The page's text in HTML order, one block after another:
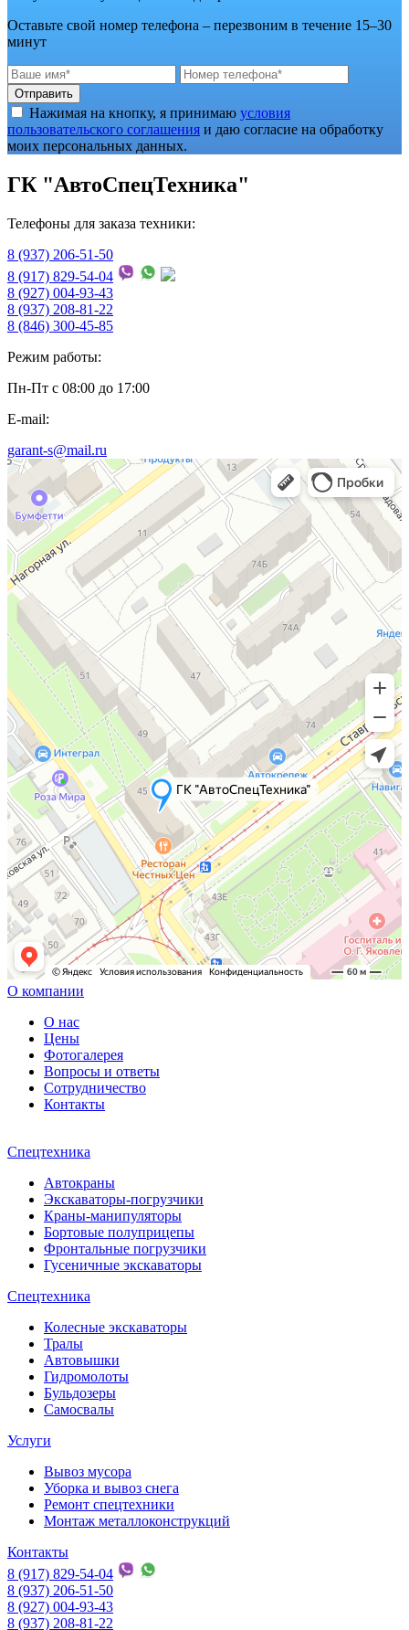
Оставьте свой номер телефона – перезвоним в течение 15–30
минут
Отправить
Нажимая на кнопку, я принимаю условия
пользовательского соглашения и даю согласие на обработку
моих персональных данных.
ГК "АвтоСпецТехника"
Телефоны для заказа техники:
8 (937) 206-51-50
8 (917) 829-54-04
8 (927) 004-93-43
8 (937) 208-81-22
8 (846) 300-45-85
Режим работы:
Пн-Пт с 08:00 до 17:00
E-mail:
garant-s@mail.ru
О компании
О нас
Цены
Фотогалерея
Вопросы и ответы
Сотрудничество
Контакты
Спецтехника
Автокраны
Экскаваторы-погрузчики
Краны-манипуляторы
Бортовые полуприцепы
Фронтальные погрузчики
Гусеничные экскаваторы
Спецтехника
Колесные экскаваторы
Тралы
Автовышки
Гидромолоты
Бульдозеры
Самосвалы
Услуги
Вывоз мусора
Уборка и вывоз снега
Ремонт спецтехники
Монтаж металлоконструкций
Контакты
8 (917) 829-54-04
8 (937) 206-51-50
8 (927) 004-93-43
8 (937) 208-81-22